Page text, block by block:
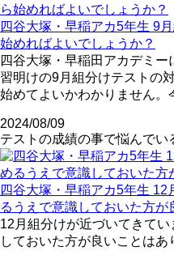
四谷大塚・早稲アカ5年生 9
始めればよいでしょうか？
四谷大塚・早稲田アカデミ
習明けの9月組分けテストの
始めてよいかわかりません。
2024/08/09
テストの成績の事で悩んでい
四谷大塚・早稲アカ5年生
るうえで意識しておいた方が
12月組分けが近づいてきて
しておいた方が良いことはあ